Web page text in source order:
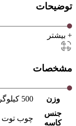
توضیحات
+ بیشتر
مشخصات
وزن
500 کیلوگرم
جنس
کاسه
چوب توت